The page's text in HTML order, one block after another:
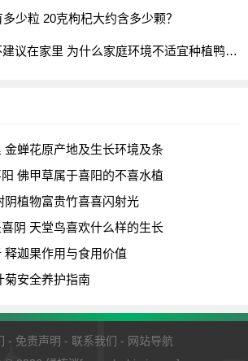
少粒 20克枸杞大约含多少颗？
议在家里 为什么家庭环境不适宜种植鸭掌木？
金蝉花原产地及生长环境及条
佛甲草属于喜阳的不喜水植
阴植物富贵竹喜喜闪射光
阴 天堂鸟喜欢什么样的生长
释迦果作用与食用价值
菊安全养护指南
- 免责声明 - 联系我们 - 网站导航